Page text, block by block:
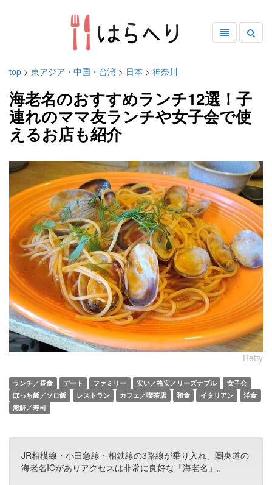
top > 東アジア・中国・台湾 > 日本 > 神奈川
海老名のおすすめランチ12選！子
連れのママ友ランチや女子会で使
えるお店も紹介
Retty
ランチ／昼食 デート ファミリー 安い／格安／リーズナブル
女子会
ぼっち飯／ソロ飯
レストラン カフェ／喫茶店 和食 イタリアン
洋食
海鮮／寿司
JR相模線・小田急線・相鉄線の3路線が乗り入れ、圏央道の
海老名ICがありアクセスは非常に良好な「海老名」。